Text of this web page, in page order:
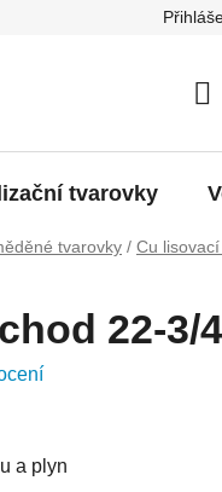
tvarovky
tvarovky / Cu
22-3/
a plyn